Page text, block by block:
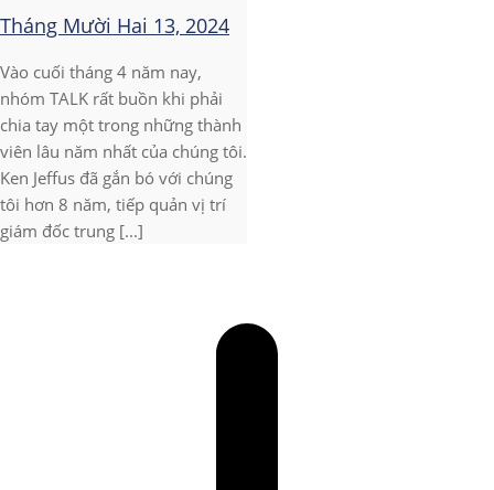
Tháng Mười Hai 13, 2024
Vào cuối tháng 4 năm nay,
nhóm TALK rất buồn khi phải
chia tay một trong những thành
viên lâu năm nhất của chúng tôi.
Ken Jeffus đã gắn bó với chúng
tôi hơn 8 năm, tiếp quản vị trí
giám đốc trung [...]